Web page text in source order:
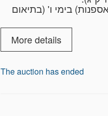
בימי ו' (בתיאום
More details
The auction has ended